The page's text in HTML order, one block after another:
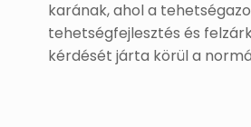
karának, ahol a
tehetségfejlesztés és
kérdését járta körül a